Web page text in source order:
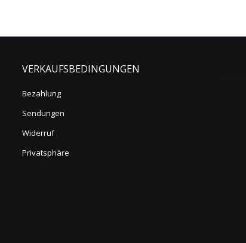
VERKAUFSBEDINGUNGEN
Bezahlung
Sendungen
Widerruf
Privatsphäre